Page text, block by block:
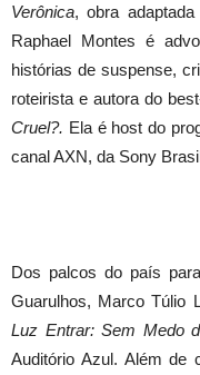
Verônica, obra
Raphael Montes é
histórias de suspense,
roteirista e autora do
Cruel?. Ela é host do
canal AXN, da Sony
Dos palcos do país
Guarulhos, Marco Túlio
Luz Entrar: Sem Medo
Auditório Azul. Além de